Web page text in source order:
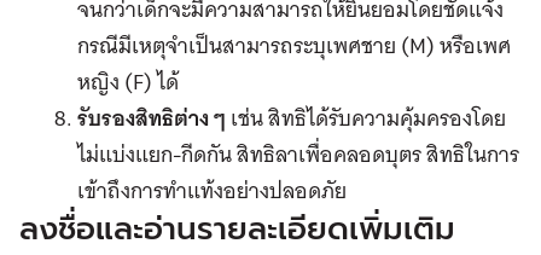
จนกว่าเด็กจะมีความสามารถให้ยินยอมโดยชัดแจ้ง
กรณีมีเหตุจำเป็นสามารถระบุเพศชาย (M) หรือเพศ
หญิง (F) ได้
รับรองสิทธิต่าง ๆเช่น สิทธิได้รับความคุ้มครองโดย
ไม่แบ่งแยก-กีดกัน สิทธิลาเพื่อคลอดบุตร สิทธิในการ
เข้าถึงการทำแท้งอย่างปลอดภัย
ลงชื่อและอ่านรายละเอียดเพิ่มเติม